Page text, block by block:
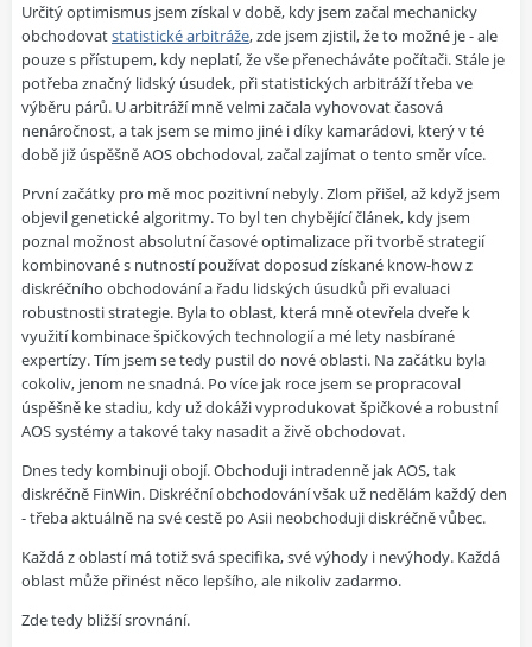
Určitý optimismus jsem získal v době, kdy jsem začal mechanicky
obchodovatstatistické arbitráže, zde jsem zjistil, že to možné je - ale
pouze s přístupem, kdy neplatí, že vše přenecháváte počítači. Stále je
potřeba značný lidský úsudek, při statistických arbitráží třeba ve
výběru párů. U arbitráží mně velmi začala vyhovovat časová
nenáročnost, a tak jsem se mimo jiné i díky kamarádovi, který v té
době již úspěšně AOS obchodoval, začal zajímat o tento směr více.
První začátky pro mě moc pozitivní nebyly. Zlom přišel, až když jsem
objevil genetické algoritmy. To byl ten chybějící článek, kdy jsem
poznal možnost absolutní časové optimalizace při tvorbě strategií
kombinované s nutností používat doposud získané know-how z
diskréčního obchodování a řadu lidských úsudků při evaluaci
robustnosti strategie. Byla to oblast, která mně otevřela dveře k
využití kombinace špičkových technologií a mé lety nasbírané
expertízy. Tím jsem se tedy pustil do nové oblasti. Na začátku byla
cokoliv, jenom ne snadná. Po více jak roce jsem se propracoval
úspěšně ke stadiu, kdy už dokáži vyprodukovat špičkové a robustní
AOS systémy a takové taky nasadit a živě obchodovat.
Dnes tedy kombinuji obojí. Obchoduji intradenně jak AOS, tak
diskréčně FinWin. Diskréční obchodování však už nedělám každý den
- třeba aktuálně na své cestě po Asii neobchoduji diskréčně vůbec.
Každá z oblastí má totiž svá specifika, své výhody i nevýhody. Každá
oblast může přinést něco lepšího, ale nikoliv zadarmo.
Zde tedy bližší srovnání.